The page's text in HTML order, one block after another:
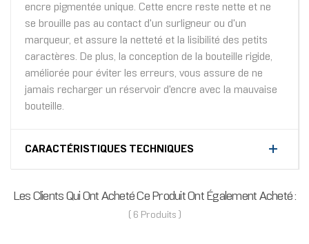
encre pigmentée unique. Cette encre reste nette et ne
se brouille pas au contact d'un surligneur ou d'un
marqueur, et assure la netteté et la lisibilité des petits
caractères. De plus, la conception de la bouteille rigide,
améliorée pour éviter les erreurs, vous assure de ne
jamais recharger un réservoir d'encre avec la mauvaise
bouteille.
CARACTÉRISTIQUES TECHNIQUES
Les Clients Qui Ont Acheté Ce Produit Ont Également Acheté :
( 6 Produits )